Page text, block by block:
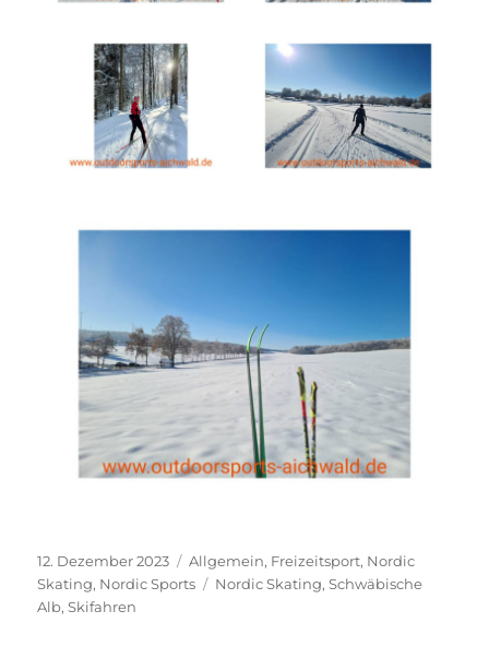
Veröffentlicht
am
12. Dezember 2023 Kategorien
Allgemein, Freizeitsport, Nordic
Skating, Nordic Sports Schlagwörter
Nordic Skating,Schwäbische
Alb,Skifahren